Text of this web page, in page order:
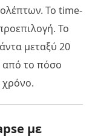
Το time-
Το
μεταξύ 20
από το πόσο
με